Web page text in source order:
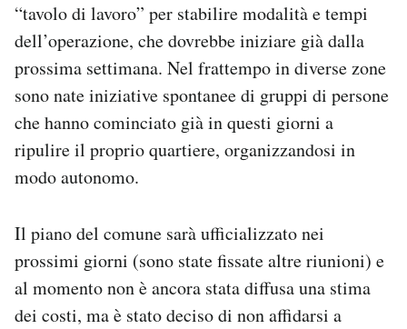
“tavolo di lavoro” per stabilire modalità e tempi
dell’operazione, che dovrebbe iniziare già dalla
prossima settimana. Nel frattempo in diverse zone
sono nate iniziative spontanee di gruppi di persone
che hanno cominciato già in questi giorni a
ripulire il proprio quartiere, organizzandosi in
modo autonomo.
Il piano del comune sarà ufficializzato nei
prossimi giorni (sono state fissate altre riunioni) e
al momento non è ancora stata diffusa una stima
dei costi, ma è stato deciso di non affidarsi a